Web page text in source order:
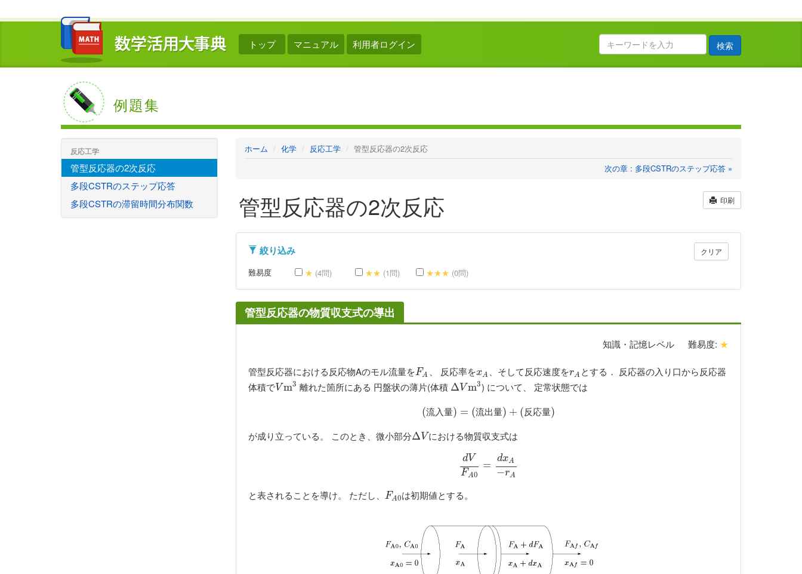
トップ マニュアル 利用者ログイン 検索
例題集
ホーム 化学 反応工学
管型反応器の2次反応
次の章 : 多段CSTRのステップ応答 »
管型反応器の2次反応 印刷
絞り込み クリア
難易度 ★ (4問) ★★ (1問) ★★★ (0問)
管型反応器の物質収支式の導出
知識・記憶レベル 難易度: ★
管型反応器における反応物Aのモル流量をFA
FA 、 反応率をxA
xA 、そして反応速度をrA
rA とする． 反応器の入り口から反応器
体積でVm3
Vm3 離れた箇所にある 円盤状の薄片(体積 ΔVm3
ΔVm3 ) について、 定常状態では
(流入量) = (流出量) + (反 応量)
(流入量)= (流出量)+(反応量)
が成り立っている。 このとき、微小部分ΔV
ΔV における物質収支式は
dV
FA0
=
dxA
−rA
dVFA 0=d xA−rA
と表されることを導け。 ただし、 FA0
FA0は初期値とする。
反応工学
管型反応器の2次反応
多段CSTRのステップ応答
多段CSTRの滞留時間分布関数